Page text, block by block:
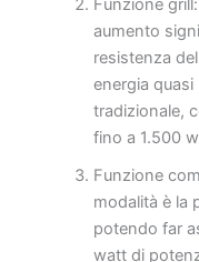
Funzione
aumento
resistenza
energia
tradizionale,
fino a 1.500
Funzione
modalità è la
potendo far
watt di